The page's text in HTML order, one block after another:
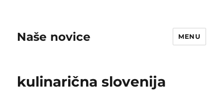
Naše novice MENU
kulinarična slovenija